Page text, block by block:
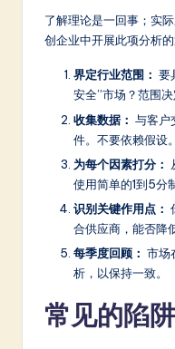
了解理论是一回事；实
创企业中开展此项分析的
界定行业范围： 要
安全”市场？范围决
收集数据： 与客户
件。不要依赖假设。
为每个因素打分：
使用简单的1到5分
识别关键作用点：
合供应商，能否降
每季度回顾： 市场
析，以保持一致。
常见的陷